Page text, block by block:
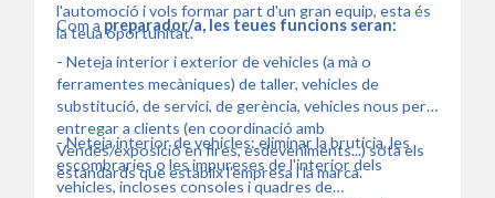
l'automoció i vols formar part d'un gran equip, esta és
la teua oportunitat.
Com a preparador/a, les teues funcions seran:
- Neteja interior i exterior de vehicles (a mà o
ferramentes mecàniques) de taller, vehicles de
substitució, de servici, de gerència, vehicles nous per a
entregar a clients (en coordinació amb
Vendes/exposició en fires, esdeveniments...) sota els
estàndards que establix l'empresa i la marca.
- Neteja interior de vehicles: eliminar la brutícia, les
escombraries o les impureses de l'interior dels
vehicles, incloses consoles i quadres de